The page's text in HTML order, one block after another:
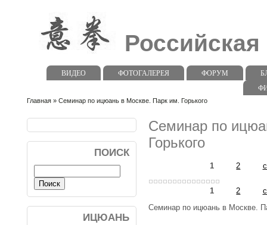
ВИДЕО ФОТОГАЛЕРЕЯ ФОРУМ
Главная » Семинар по ицюань в Москве. Парк им. Горького
Семинар по
Горького
1 2
1 2
Семинар по ицюань в Москве.
ПОИСК
ИЦЮАНЬ